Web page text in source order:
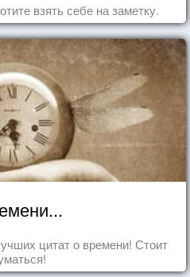
взять себе на заметку.
цитат о времени! Стоит